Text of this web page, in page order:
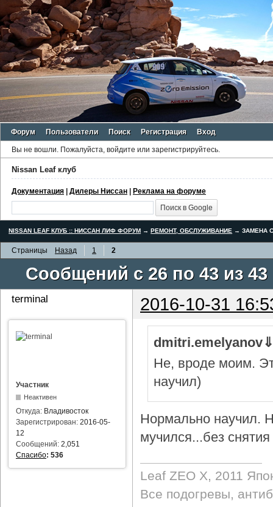
Форум Пользователи Поиск Регистрация Вход
Вы не вошли. Пожалуйста, войдите или зарегистрируйтесь.
Nissan Leaf клуб
Документация | Дилеры Ниссан | Реклама на форуме
NISSAN LEAF КЛУБ :: НИССАН ЛИФ ФОРУМ → РЕМОНТ, ОБСЛУЖИВАНИЕ →ЗАМЕНА
Страницы Назад 1 2
Сообщений с 26 по 43 из 43
terminal 2016-10-31
Участник
Неактивен
Откуда: Владивосток
Зарегистрирован: 2016-05-
12
Сообщений: 2,051
Спасибо: 536
Не, вроде моим.
научил)
Нормально научил.
мучился...без снятия
Leaf ZEO Х, 2011
Все подогревы,